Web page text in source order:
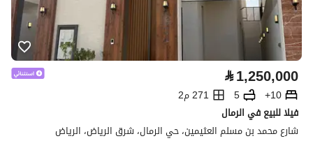
⃁1,250,000
10+
5
271 م2
فيلا للبيع في الرمال
شارع محمد بن مسلم العثيمين، حي الرمال، شرق الرياض، الرياض